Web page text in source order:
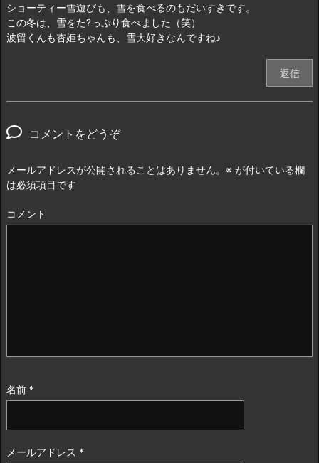
ショーティー雪遊びも、雪を食べるのもだいすきです。
この冬は、雪をた?っぷり食べました（笑）
波留くんも杏姫ちゃんも、雪大好きなんですね♪
返信
コメントをどうぞ
メールアドレスが公開されることはありません。 ※ が付いている欄
は必須項目です
コメント
名前 *
メールアドレス *